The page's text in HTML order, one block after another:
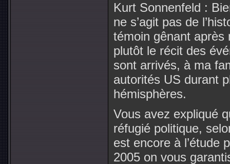
Kurt Sonnenfeld :
ne s’agit pas de
témoin gênant après
plutôt le récit des
sont arrivés, à ma
autorités US durant
hémisphères.
Vous avez expliqué
réfugié politique,
est encore à l’étude
2005 on vous